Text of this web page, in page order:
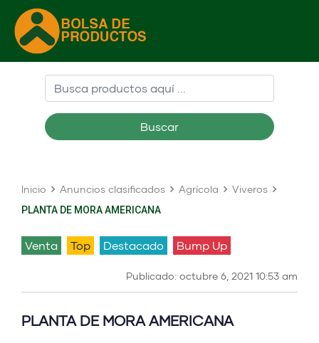
Buscar
Inicio Anuncios clasificados Agrícola Viveros
PLANTA DE MORA AMERICANA
venta Top Destacado Bump Up
Publicado: octubre 6, 2021 10:53 am
PLANTA DE MORA AMERICANA